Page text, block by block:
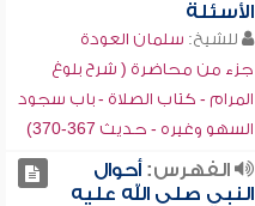
الأسئلة
للشيخ: سلمان العودة
جزء من محاضرة ( شرح بلوغ
المرام - كتاب الصلاة - باب سجود
السهو وغيره - حديث 367-370)
الفهرس:أحوال
النبي صلى الله عليه